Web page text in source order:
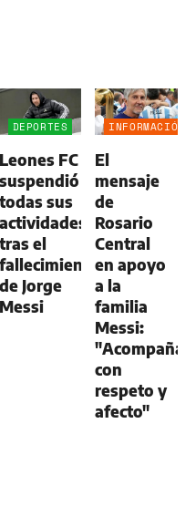
DEPORTES
Leones FC
suspendió
todas sus
actividades
tras el
fallecimiento
de Jorge
Messi
INFORMACIÓN
El
mensaje
de
Rosario
Central
en apoyo
a la
familia
Messi:
con
respeto y
afecto"